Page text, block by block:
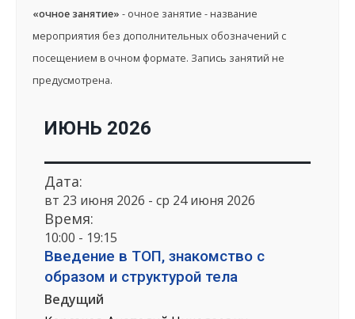
«очное занятие» - очное занятие - название
мероприятия без дополнительных обозначений с
посещением в очном формате. Запись занятий не
предусмотрена.
ИЮНЬ 2026
Дата:
вт 23 июня 2026 - ср 24 июня 2026
Время:
10:00 - 19:15
Введение в ТОП, знакомство с
образом и структурой тела
Ведущий